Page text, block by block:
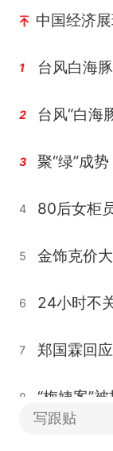
中国经济
1
2 台风“白海
3 聚“绿”成
4
5 金饰克价
6 24小时不
7
8 “梅姨案”
写跟贴